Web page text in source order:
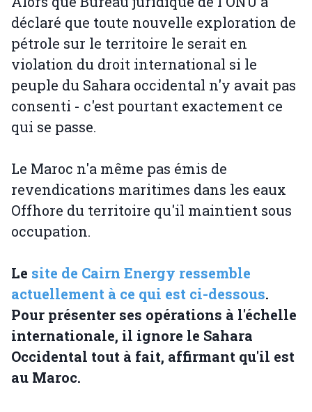
déclaré que toute nouvelle exploration de
pétrole sur le territoire le serait en
violation du droit international si le
peuple du Sahara occidental n'y avait pas
consenti - c'est pourtant exactement ce
qui se passe.
Le Maroc n'a même pas émis de
revendications maritimes dans les eaux
Offhore du territoire qu'il maintient sous
occupation.
Le site de Cairn Energy ressemble
actuellement à ce qui est ci-dessous.
Pour présenter ses opérations à l'échelle
internationale, il ignore le Sahara
Occidental tout à fait, affirmant qu'il est
au Maroc.